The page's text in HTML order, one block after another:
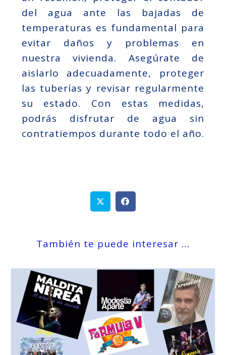
del agua ante las bajadas de
temperaturas es fundamental para
evitar daños y problemas en
nuestra vivienda. Asegúrate de
aislarlo adecuadamente, proteger
las tuberías y revisar regularmente
su estado. Con estas medidas,
podrás disfrutar de agua sin
contratiempos durante todo el año.
También te puede interesar …